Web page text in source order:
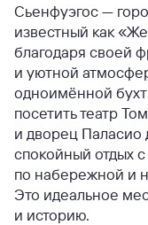
Сьенфуэгос —
известный как
благодаря своей
и уютной
одноимённой
посетить театр
и дворец Паласио
спокойный отдых
по набережной и
Это идеальное
и историю.